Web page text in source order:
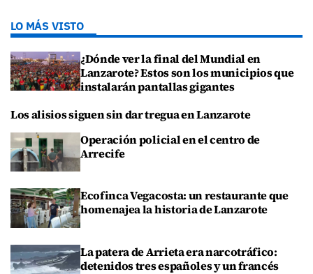
LO MÁS VISTO
¿Dónde ver la final del Mundial en
Lanzarote? Estos son los municipios que
instalarán pantallas gigantes
Los alisios siguen sin dar tregua en Lanzarote
Operación policial en el centro de
Arrecife
Ecofinca Vegacosta: un restaurante que
homenajea la historia de Lanzarote
La patera de Arrieta era narcotráfico:
detenidos tres españoles y un francés